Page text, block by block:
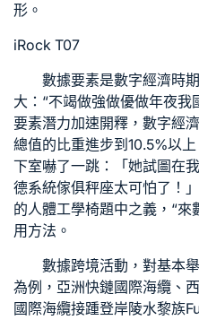
形。
iRock T07
數據要素是數字經濟時
大：“不竭做強做優做年夜
要素潛力加速開釋，數字經
總值的比重進步到10.5%以
下室嚇了一跳：「她試圖在
德系統傢俱秤座太可怕了！
的人體工學椅題中之義，“來
用方法。
數據跨境活動，對基本
為例，亞洲快鏈國際海纜、
國際海纜接踵登岸陵水黎族